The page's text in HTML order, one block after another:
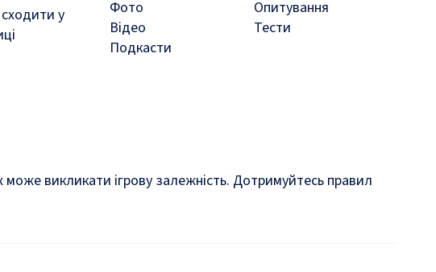
у
Фото
Відео
Подкасти
Опитування
Тести
може викликати ігрову залежність. Дотримуйтесь правил